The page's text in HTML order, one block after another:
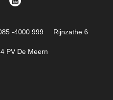
-4000 999 Rijnzathe 6
PV De Meern